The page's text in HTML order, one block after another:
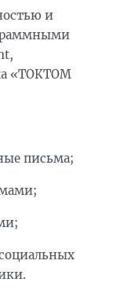
и
«ТОКТОМ
письма;